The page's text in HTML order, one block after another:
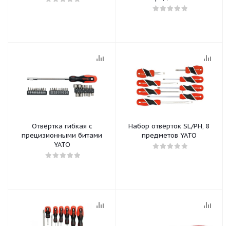
Отвёртка гибкая с
прецизионными битами
YATO
Набор отвёрток SL/PH, 8
предметов YATO